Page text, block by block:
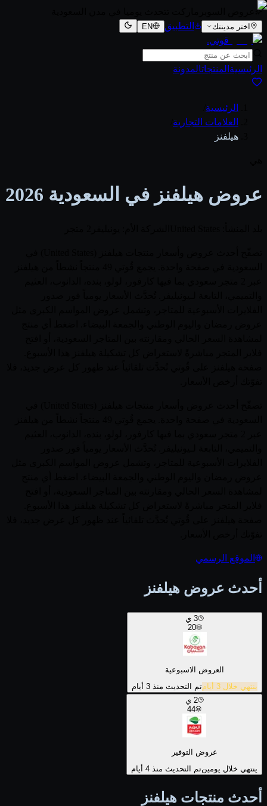
اختر مدينتك التطبيق EN
قوتي.
الرئيسية المنتجاتالمدونة
الرئيسية
العلامات التجارية
هيلفنز
عروض هيلفنز في السعودية 2026
الموقع الرسمي
أحدث عروض هيلفنز
3 ي
20
العروض الاسبوعية
ينتهي خلال 3 أيام
تم التحديث منذ 3 أيام
2 ي
44
عروض التوفير
ينتهي خلال يومينتم التحديث منذ 4 أيام
أحدث منتجات هيلفنز